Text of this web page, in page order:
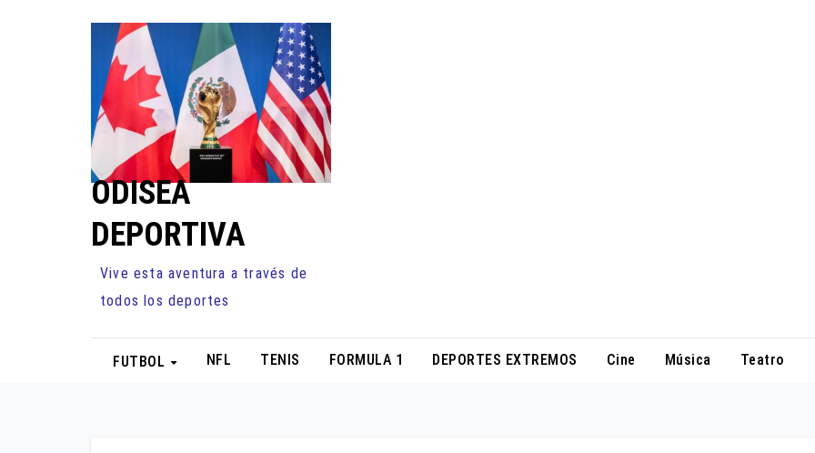
ODISEA
DEPORTIVA
Vive esta aventura a través de
todos los deportes
FUTBOL NFL TENIS FORMULA 1 DEPORTES EXTREMOS Cine Música Teatro